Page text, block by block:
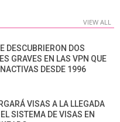
VIEW ALL
DESCUBRIERON DOS
GRAVES EN LAS VPN QUE
DESDE 1996
VISAS A LA LLEGADA
SISTEMA DE VISAS EN